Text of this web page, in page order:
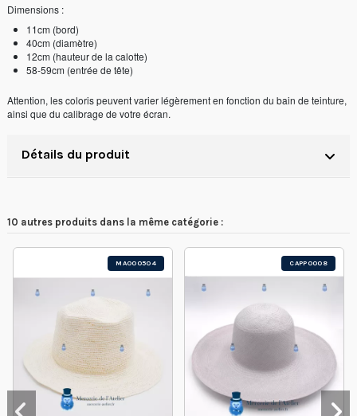
Dimensions :
11cm (bord)
40cm (diamètre)
12cm (hauteur de la calotte)
58-59cm (entrée de tête)
Attention, les coloris peuvent varier légèrement en fonction du bain de teinture,
ainsi que du calibrage de votre écran.
Détails du produit
10 autres produits dans la même catégorie :
MA000504 CAPP0008